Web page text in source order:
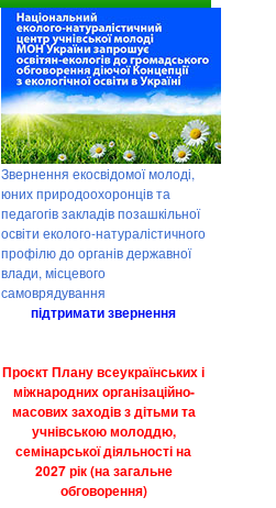
Звернення екосвідомої молоді,
юних природоохоронців та
педагогів закладів позашкільної
освіти еколого-натуралістичного
профілю до органів державної
влади, місцевого
самоврядування
підтримати звернення
Проєкт Плану всеукраїнських і
міжнародних організаційно-
масових заходів з дітьми та
учнівською молоддю,
семінарської діяльності на
2027 рік (на загальне
обговорення)